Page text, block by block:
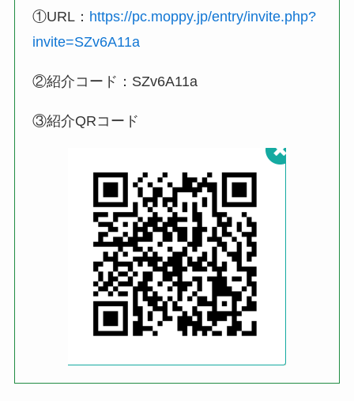
①URL： https://pc.moppy.jp/entry/invite.php?
invite=SZv6A11a
②紹介コード：SZv6A11a
③紹介QRコード